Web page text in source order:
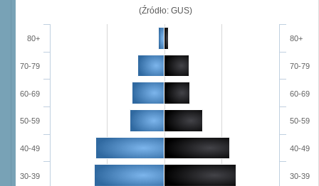
(Źródło: GUS)
30-39
40-49
50-59
60-69
70-79
80+
30-39
40-49
50-59
60-69
70-79
80+